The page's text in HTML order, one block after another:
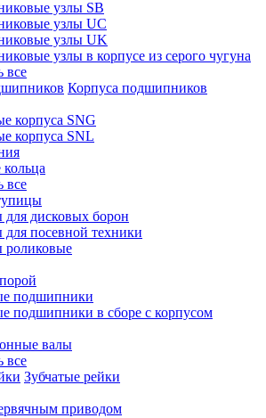
узлы SB
узлы UC
узлы UK
узлы в корпусе из серого чугуна
все
Корпуса подшипников
корпуса SNG
корпуса SNL
все
дисковых борон
посевной техники
подшипники
подшипники в сборе с корпусом
валы
все
Зубчатые рейки
приводом